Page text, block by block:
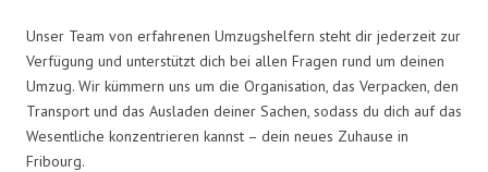
Unser Team von erfahrenen Umzugshelfern steht dir jederzeit zur
Verfügung und unterstützt dich bei allen Fragen rund um deinen
Umzug. Wir kümmern uns um die Organisation, das Verpacken, den
Transport und das Ausladen deiner Sachen, sodass du dich auf das
Wesentliche konzentrieren kannst – dein neues Zuhause in
Fribourg.